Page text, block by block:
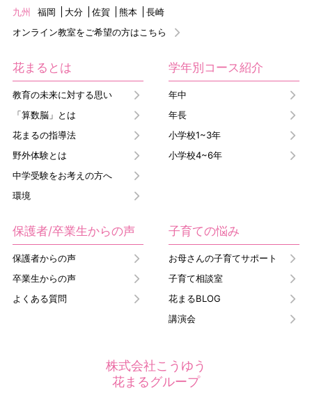
九州
福岡 大分 佐賀 熊本
長崎
オンライン教室をご希望の方はこちら
花まるとは
教育の未来に対する思い
「算数脳」とは
花まるの指導法
野外体験とは
中学受験をお考えの方へ
環境
学年別コース紹介
年中
年長
小学校1~3年
小学校4~6年
保護者/卒業生からの声
保護者からの声
卒業生からの声
よくある質問
子育ての悩み
お母さんの子育てサポート
子育て相談室
花まるBLOG
講演会
株式会社こうゆう
花まるグループ